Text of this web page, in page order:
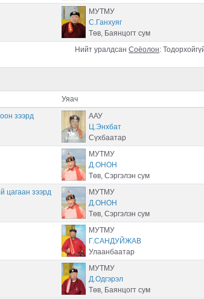
МУТМУ
С.Ганхуяг
Төв, Баянцогт сум
Нийт уралдсанСоёолон:
Уяач
зээрд
ААУ
Ц.Энхбат
Сүхбаатар
МУТМУ
Д.ОНОН
Төв, Сэргэлэн сум
цагаан зээрд
МУТМУ
Д.ОНОН
Төв, Сэргэлэн сум
МУТМУ
Г.САНДУЙЖАВ
Улаанбаатар
МУТМУ
Д.Одгэрэл
Төв, Баянцогт сум